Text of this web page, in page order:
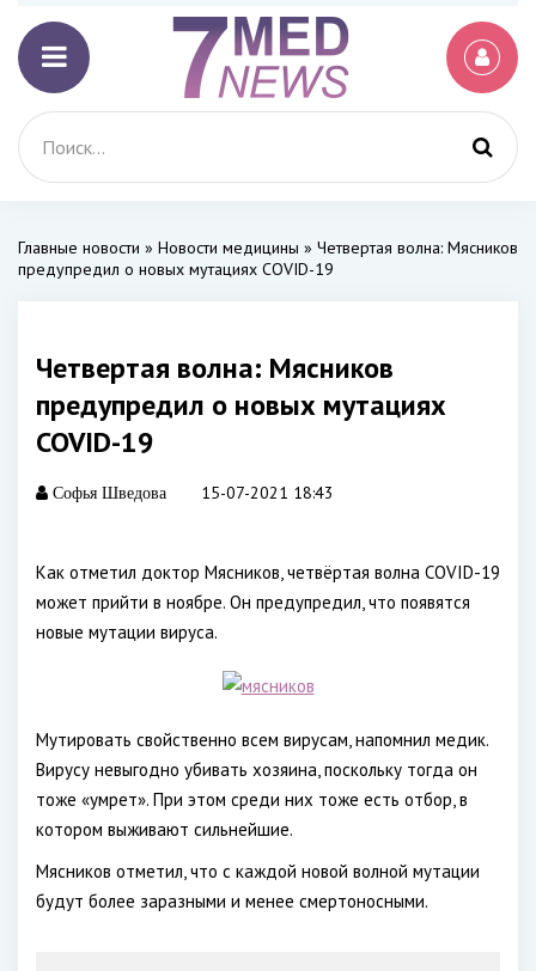
Главные новости » Новости медицины » Четвертая волна: Мясников
предупредил о новых мутациях COVID-19
Четвертая волна: Мясников
предупредил о новых мутациях
COVID-19
Софья Шведова 15-07-2021 18:43
Как отметил доктор Мясников, четвёртая волна COVID-19
может прийти в ноябре. Он предупредил, что появятся
новые мутации вируса.
Мутировать свойственно всем вирусам, напомнил медик.
Вирусу невыгодно убивать хозяина, поскольку тогда он
тоже «умрет». При этом среди них тоже есть отбор, в
котором выживают сильнейшие.
Мясников отметил, что с каждой новой волной мутации
будут более заразными и менее смертоносными.